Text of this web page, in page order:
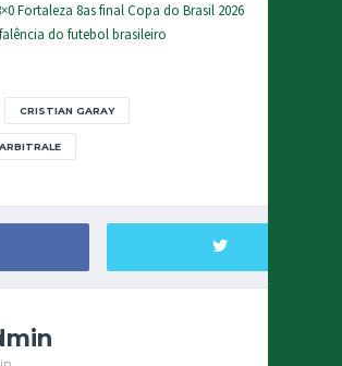
Fortaleza 8as final Copa do Brasil 2026
falência do futebol brasileiro
CRISTIAN GARAY